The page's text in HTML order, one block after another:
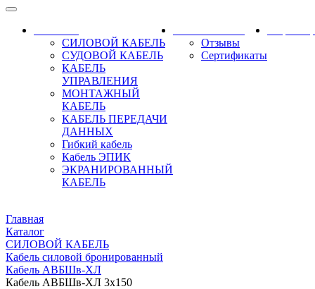
СИЛОВОЙ КАБЕЛЬ
СУДОВОЙ КАБЕЛЬ
КАБЕЛЬ
УПРАВЛЕНИЯ
МОНТАЖНЫЙ
КАБЕЛЬ
КАБЕЛЬ ПЕРЕДАЧИ
ДАННЫХ
Гибкий кабель
Кабель ЭПИК
ЭКРАНИРОВАННЫЙ
КАБЕЛЬ
Отзывы
Сертификаты
Главная
Каталог
СИЛОВОЙ КАБЕЛЬ
Кабель силовой бронированный
Кабель АВБШв-ХЛ
Кабель АВБШв-ХЛ 3х150